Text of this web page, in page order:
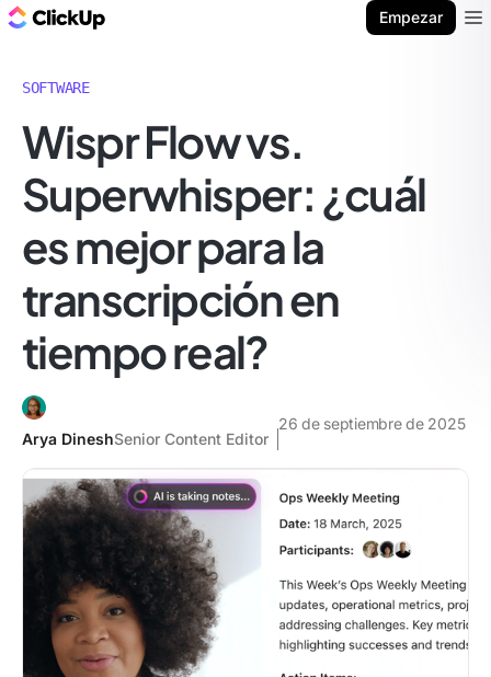
Empezar
SOFTWARE
Wispr Flow vs.
Superwhisper: ¿cuál
es mejor para la
transcripción en
tiempo real?
Arya DineshSenior Content Editor
26 de septiembre de 2025